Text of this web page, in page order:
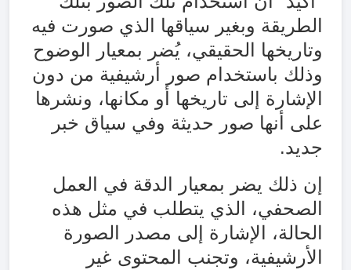
الطريقة وبغير سياقها الذي صورت فيه
وتاريخها الحقيقي، يُضر بمعيار الوضوح
وذلك باستخدام صور أرشيفية من دون
الإشارة إلى تاريخها أو مكانها، ونشرها
على أنها صور حديثة وفي سياق خبر
جديد.
إن ذلك يضر بمعيار الدقة في العمل
الصحفي، الذي يتطلب في مثل هذه
الحالة، الإشارة إلى مصدر الصورة
الأرشيفية، وتجنب المحتوى غير